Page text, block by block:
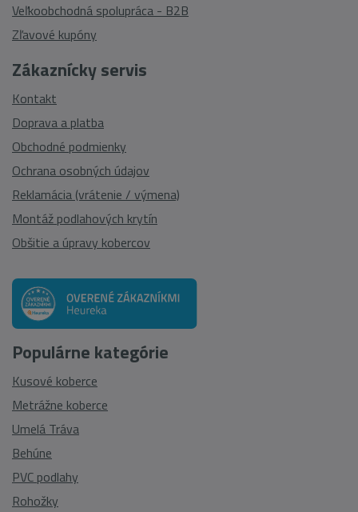
Zákaznícky servis
Kontakt
Doprava a platba
Obchodné podmienky
Ochrana osobných údajov
Reklamácia (vrátenie / výmena)
Montáž podlahových krytín
Obšitie a úpravy kobercov
Veľkoobchodná spolupráca - B2B
Zľavové kupóny
Populárne kategórie
Kusové koberce
Metrážne koberce
Umelá Tráva
Behúne
PVC podlahy
Rohožky